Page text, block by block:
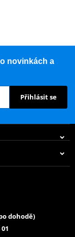
novinkách a
Přihlásit se
dohodě)